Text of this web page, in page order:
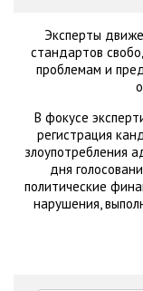
Эксперты
стандартов
проблемам и
В фокусе
регистрация
злоупотребления
дня
политические
нарушения,